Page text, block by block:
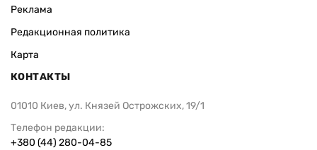
Реклама
Редакционная политика
Карта
КОНТАКТЫ
01010 Киев, ул. Князей Острожских, 19/1
Телефон редакции:
+380 (44) 280-04-85